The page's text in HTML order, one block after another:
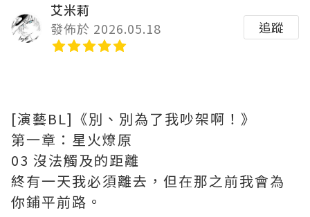
艾米莉
發佈於 2026.05.18
追蹤
[演藝BL]《別、別為了我吵架啊！》
第一章：星火燎原
03 沒法觸及的距離
終有一天我必須離去，但在那之前我會為
你鋪平前路。